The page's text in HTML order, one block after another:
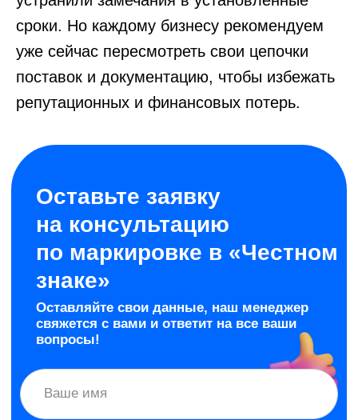
сроки. Но каждому бизнесу рекомендуем
уже сейчас пересмотреть свои цепочки
поставок и документацию, чтобы избежать
репутационных и финансовых потерь.